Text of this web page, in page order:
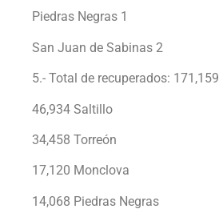
Piedras Negras 1
San Juan de Sabinas 2
5.- Total de recuperados: 171,159
46,934 Saltillo
34,458 Torreón
17,120 Monclova
14,068 Piedras Negras